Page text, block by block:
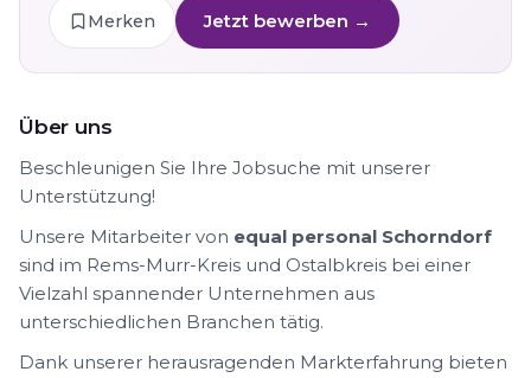
Merken Jetzt bewerben →
Über uns
Beschleunigen Sie Ihre Jobsuche mit unserer
Unterstützung!
Unsere Mitarbeiter von equal personal Schorndorf
sind im Rems-Murr-Kreis und Ostalbkreis bei einer
Vielzahl spannender Unternehmen aus
unterschiedlichen Branchen tätig.
Dank unserer herausragenden Markterfahrung bieten